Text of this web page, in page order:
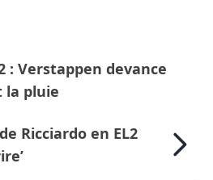
: Verstappen devance
la pluie
Ricciardo en EL2